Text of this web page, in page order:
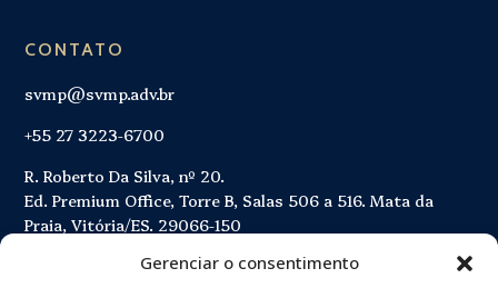
Gerenciar o consentimento
CONTATO
svmp@svmp.adv.br
+55 27 3223-6700
R. Roberto Da Silva, nº 20.
Ed. Premium Office, Torre B, Salas 506 a 516. Mata da
Praia, Vitória/ES. 29066-150